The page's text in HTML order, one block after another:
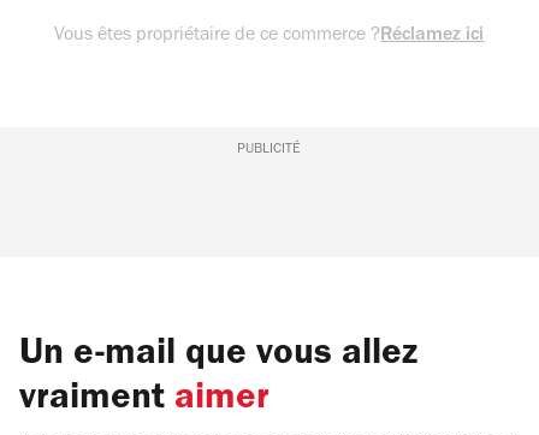
Vous êtes propriétaire de ce commerce ?Réclamez ici
PUBLICITÉ
Un e-mail que vous allez
vraiment aimer